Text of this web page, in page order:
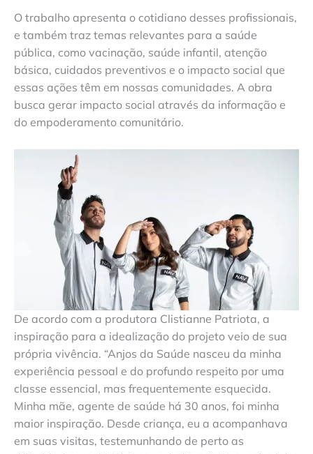
O trabalho apresenta o cotidiano desses profissionais,
e também traz temas relevantes para a saúde
pública, como vacinação, saúde infantil, atenção
básica, cuidados preventivos e o impacto social que
essas ações têm em nossas comunidades. A obra
busca gerar impacto social através da informação e
do empoderamento comunitário.
De acordo com a produtora Clistianne Patriota, a
inspiração para a idealização do projeto veio de sua
própria vivência. “Anjos da Saúde nasceu da minha
experiência pessoal e do profundo respeito por uma
classe essencial, mas frequentemente esquecida.
Minha mãe, agente de saúde há 30 anos, foi minha
maior inspiração. Desde criança, eu a acompanhava
em suas visitas, testemunhando de perto as